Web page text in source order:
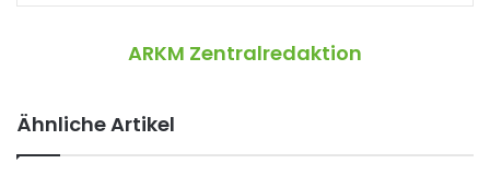
ARKM Zentralredaktion
Ähnliche Artikel